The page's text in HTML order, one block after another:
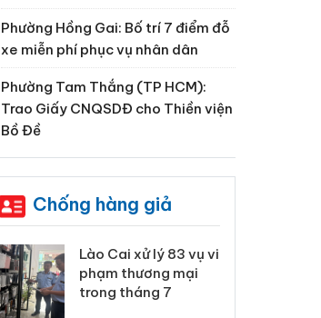
Phường Hồng Gai: Bố trí 7 điểm đỗ
xe miễn phí phục vụ nhân dân
Phường Tam Thắng (TP HCM):
Trao Giấy CNQSDĐ cho Thiền viện
Bồ Đề
Chống hàng giả
Lào Cai xử lý 83 vụ vi
phạm thương mại
trong tháng 7